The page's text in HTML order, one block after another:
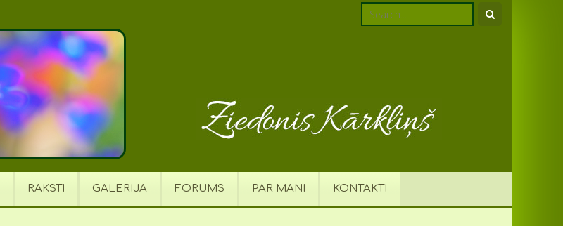
RAKSTI GALERIJA FORUMS PAR MANI KONTAKTI